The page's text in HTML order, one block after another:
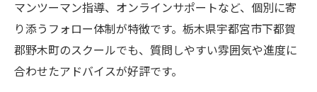
マンツーマン指導、オンラインサポートなど、個別に寄
り添うフォロー体制が特徴です。栃木県宇都宮市下都賀
郡野木町のスクールでも、質問しやすい雰囲気や進度に
合わせたアドバイスが好評です。